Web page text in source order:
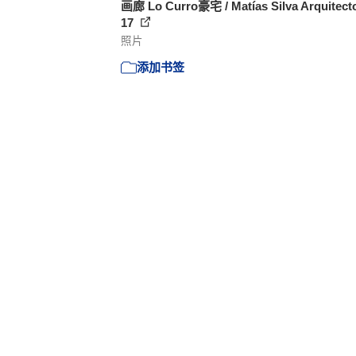
画廊 Lo Curro豪宅 / Matías Silva
17
照片
添加书签